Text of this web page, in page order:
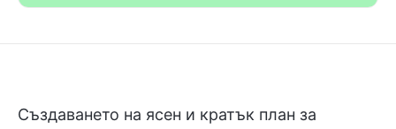
Създаването на ясен и кратък план за